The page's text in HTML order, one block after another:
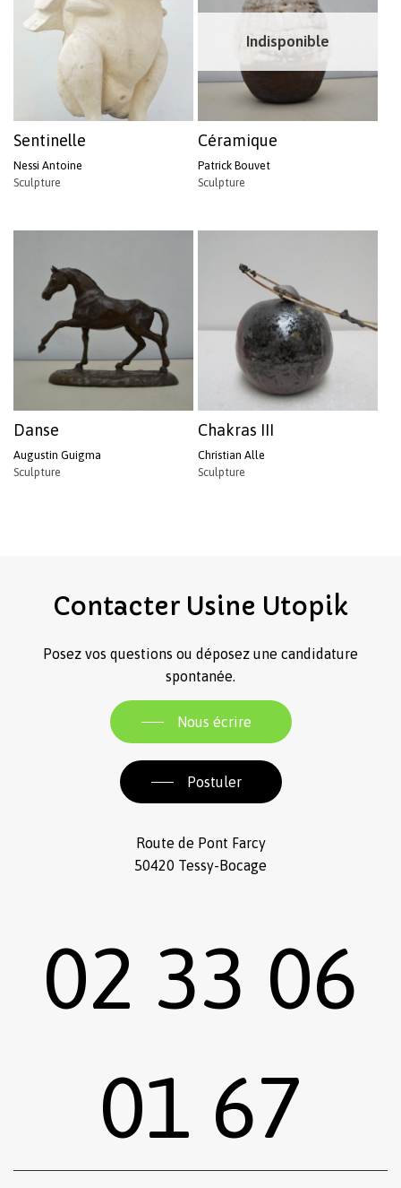
Sentinelle
Nessi Antoine
Sculpture
Indisponible
Céramique
Patrick Bouvet
Sculpture
Danse
Augustin Guigma
Sculpture
Chakras III
Christian Alle
Sculpture
Contacter Usine Utopik
Posez vos questions ou déposez une candidature
spontanée.
Nous écrire
Postuler
Route de Pont Farcy
50420 Tessy-Bocage
02 33 06
01 67